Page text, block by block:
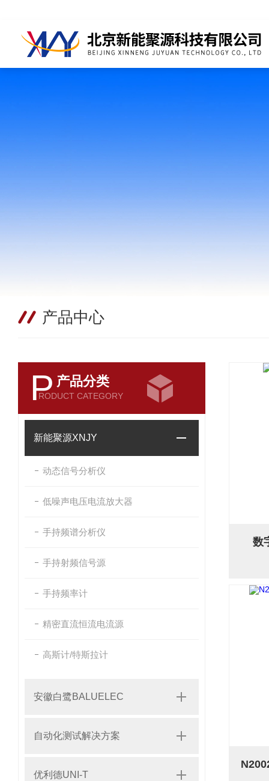
产品中心
P 产品分类
RODUCT CATEGORY
新能聚源XNJY
动态信号分析仪
低噪声电压电流放大器
手持频谱分析仪
手持射频信号源
手持频率计
精密直流恒流电流源
高斯计/特斯拉计
安徽白鹭BALUELEC
自动化测试解决方案
优利德UNI-T
数